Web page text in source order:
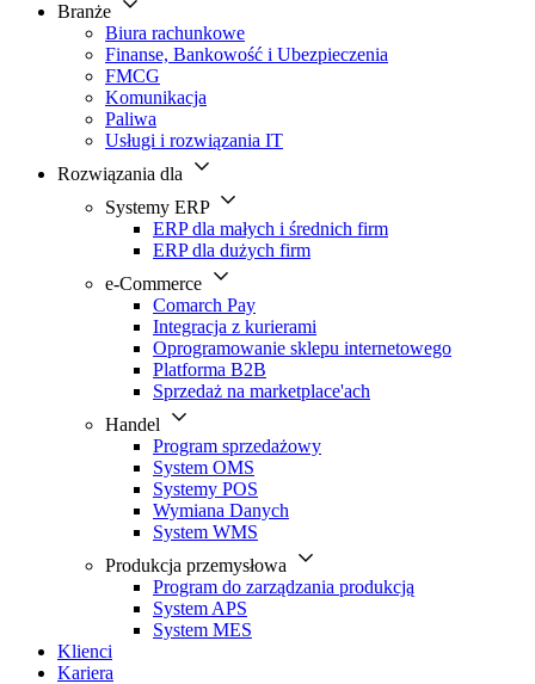
Branże
Biura rachunkowe
Finanse, Bankowość i Ubezpieczenia
FMCG
Komunikacja
Paliwa
Usługi i rozwiązania IT
Rozwiązania dla
Systemy ERP
ERP dla małych i średnich firm
ERP dla dużych firm
e-Commerce
Comarch Pay
Integracja z kurierami
Oprogramowanie sklepu internetowego
Platforma B2B
Sprzedaż na marketplace'ach
Handel
Program sprzedażowy
System OMS
Systemy POS
Wymiana Danych
System WMS
Produkcja przemysłowa
Program do zarządzania produkcją
System APS
System MES
Klienci
Kariera